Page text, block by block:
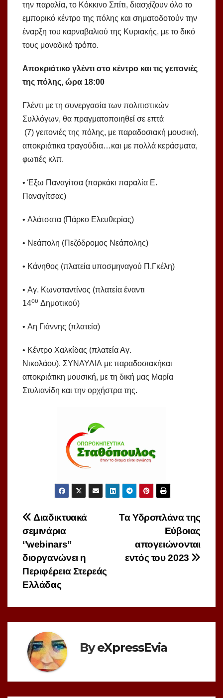
την παραλία, το Κόκκινο Σπίτι, διασχίζουν όλο το
εμπορικό κέντρο της πόλης και σηματοδοτούν την
έναρξη του καρναβαλιού της Κυριακής, με το δικό
τους μοναδικό τρόπο.
Αποκριάτικο γλέντι στο κέντρο και τις γειτονιές
της πόλης, ώρα 18:00
Γλέντι με τη συνεργασία των πολιτιστικών
Συλλόγων, θα πραγματοποιηθεί σε επτά
(7) γειτονιές της πόλης, με παραδοσιακή μουσική,
αποκριάτικα τραγούδια…και με πολλά κεράσματα,
φωτιές κλπ.
• Έξω Παναγίτσα (παρκάκι παραλία Ε.
Παναγίτσας)
• Αλάτσατα (Πάρκο Ελευθερίας)
• Νεάπολη (Πεζόδρομος Νεάπολης)
• Κάνηθος (πλατεία υποσμηναγού Π.Γκέλη)
• Αγ. Κωνσταντίνος (πλατεία έναντι
14ου Δημοτικού)
• Αη Γιάννης (πλατεία)
• Κέντρο Χαλκίδας (πλατεία Αγ.
Νικολάου). ΣΥΝΑΥΛΙΑ με παραδοσιακήκαι
αποκριάτικη μουσική, με τη δική μας Μαρία
Στυλιανίδη και την ορχήστρα της.
Πλοήγηση
άρθρων
Τα Υδροπλάνα της
Εύβοιας
απογειώνονται
εντός του 2023
Διαδικτυακά
σεμινάρια
‘’webinars”
διοργανώνει η
Περιφέρεια Στερεάς
Ελλάδας
ByeXpressEvia